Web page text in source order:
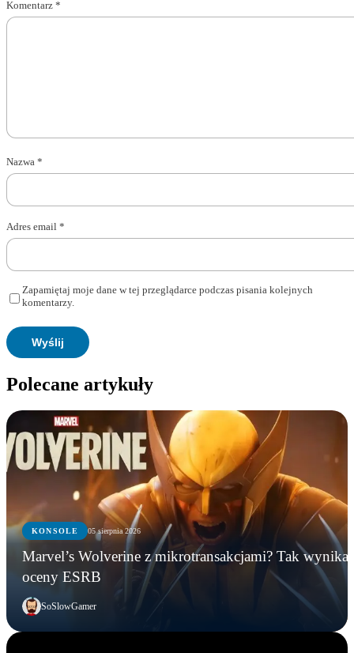
Komentarz *
Nazwa *
Adres email *
Zapamiętaj moje dane w tej przeglądarce podczas pisania kolejnych
komentarzy.
Polecane artykuły
KONSOLE 05 sierpnia 2026
Marvel’s Wolverine z mikrotransakcjami? Tak wynika
oceny ESRB
SoSlowGamer